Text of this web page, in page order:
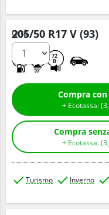
205/50 R17 V (93)
72
B
Q.tà
+ Ecotassa: (3,
+ Ecotassa: (3,
Turismo Inverno